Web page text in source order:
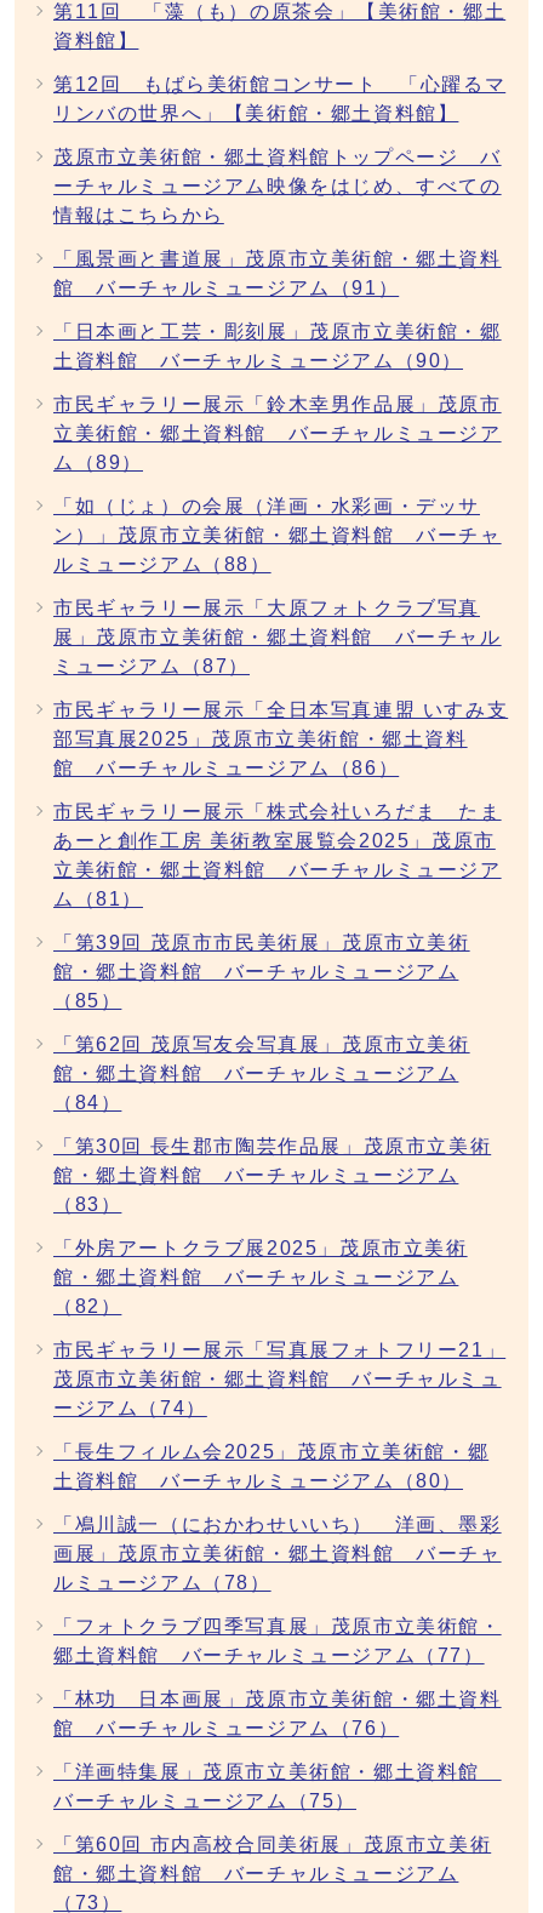
第11回 「藻（も）の原茶会」【美術館・郷土
資料館】
第12回 もばら美術館コンサート 「心躍るマ
リンバの世界へ」【美術館・郷土資料館】
茂原市立美術館・郷土資料館トップページ バ
ーチャルミュージアム映像をはじめ、すべての
情報はこちらから
「風景画と書道展」茂原市立美術館・郷土資料
館 バーチャルミュージアム（91）
「日本画と工芸・彫刻展」茂原市立美術館・郷
土資料館 バーチャルミュージアム（90）
市民ギャラリー展示「鈴木幸男作品展」茂原市
立美術館・郷土資料館 バーチャルミュージア
ム（89）
「如（じょ）の会展（洋画・水彩画・デッサ
ン）」茂原市立美術館・郷土資料館 バーチャ
ルミュージアム（88）
市民ギャラリー展示「大原フォトクラブ写真
展」茂原市立美術館・郷土資料館 バーチャル
ミュージアム（87）
市民ギャラリー展示「全日本写真連盟 いすみ支
部写真展2025」茂原市立美術館・郷土資料
館 バーチャルミュージアム（86）
市民ギャラリー展示「株式会社いろだま たま
あーと創作工房 美術教室展覧会2025」茂原市
立美術館・郷土資料館 バーチャルミュージア
ム（81）
「第39回 茂原市市民美術展」茂原市立美術
館・郷土資料館 バーチャルミュージアム
（85）
「第62回 茂原写友会写真展」茂原市立美術
館・郷土資料館 バーチャルミュージアム
（84）
「第30回 長生郡市陶芸作品展」茂原市立美術
館・郷土資料館 バーチャルミュージアム
（83）
「外房アートクラブ展2025」茂原市立美術
館・郷土資料館 バーチャルミュージアム
（82）
市民ギャラリー展示「写真展フォトフリー21」
茂原市立美術館・郷土資料館 バーチャルミュ
ージアム（74）
「長生フィルム会2025」茂原市立美術館・郷
土資料館 バーチャルミュージアム（80）
「鳰川誠一（におかわせいいち） 洋画、墨彩
画展」茂原市立美術館・郷土資料館 バーチャ
ルミュージアム（78）
「フォトクラブ四季写真展」茂原市立美術館・
郷土資料館 バーチャルミュージアム（77）
「林功 日本画展」茂原市立美術館・郷土資料
館 バーチャルミュージアム（76）
「洋画特集展」茂原市立美術館・郷土資料館
バーチャルミュージアム（75）
「第60回 市内高校合同美術展」茂原市立美術
館・郷土資料館 バーチャルミュージアム
（73）